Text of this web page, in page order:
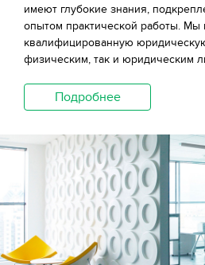
имеют глубокие знания,
опытом практической работы. Мы
квалифицированную
физическим, так и юридическим
Подробнее